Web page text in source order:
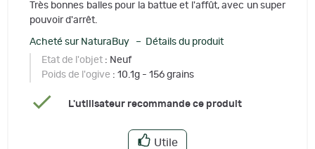
Très bonnes balles pour la battue et l'affût, avec un super
pouvoir d'arrêt.
Acheté sur NaturaBuy – Détails du produit
Etat de l'objet : Neuf
Poids de l'ogive : 10.1g - 156 grains
L'utilisateur recommande ce produit
Utile